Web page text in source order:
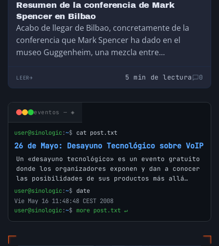
Resumen de la conferencia de Mark
Spencer en Bilbao
Acabo de llegar de Bilbao, concretamente de la
conferencia que Mark Spencer ha dado en el
museo Guggenheim, una mezcla entre
LEER 5 min de lectura 0
eventos — ◈
user@sinologic:~$ cat post.txt
26 de Mayo: Desayuno Tecnológico sobre VoIP
Un «desayuno tecnológico» es un evento gratuito
donde los organizadores exponen y dan a conocer
las posibilidades de sus productos más allá…
user@sinologic:~$ date
Vie May 16 11:48:48 CEST 2008
user@sinologic:~$ more post.txt ↵